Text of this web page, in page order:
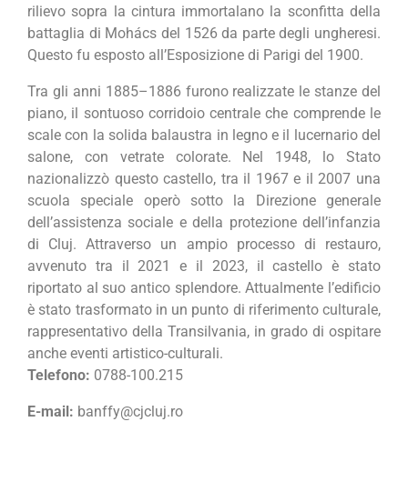
rilievo sopra la cintura immortalano la sconfitta della
battaglia di Mohács del 1526 da parte degli ungheresi.
Questo fu esposto all’Esposizione di Parigi del 1900.
Tra gli anni 1885–1886 furono realizzate le stanze del
piano, il sontuoso corridoio centrale che comprende le
scale con la solida balaustra in legno e il lucernario del
salone, con vetrate colorate. Nel 1948, lo Stato
nazionalizzò questo castello, tra il 1967 e il 2007 una
scuola speciale operò sotto la Direzione generale
dell’assistenza sociale e della protezione dell’infanzia
di Cluj. Attraverso un ampio processo di restauro,
avvenuto tra il 2021 e il 2023, il castello è stato
riportato al suo antico splendore. Attualmente l’edificio
è stato trasformato in un punto di riferimento culturale,
rappresentativo della Transilvania, in grado di ospitare
anche eventi artistico-culturali.
Telefono: 0788-100.215
E-mail: banffy@cjcluj.ro